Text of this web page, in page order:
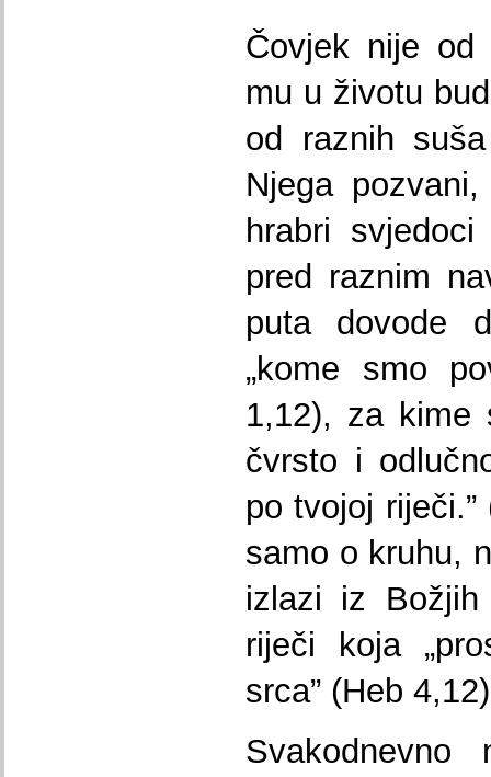
Čovjek nije od
mu u životu
od raznih
Njega
hrabri
pred raznim
puta dovode
„kome smo
1,12), za kime
čvrsto i
po tvojoj
samo o kruhu,
izlazi iz
riječi koja
srca” (Heb
Svakodnevno